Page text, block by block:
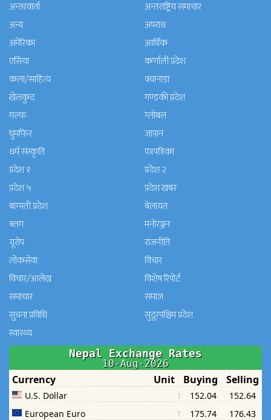
अन्तरवार्ता
अन्तराष्ट्रिय समाचार
अन्य
अपराध
अमेरिका
आर्थिक
एसिया
कर्णाली प्रदेश
कला/साहित्य
क्यानाडा
खेलकुद
गण्डकी प्रदेश
गल्फ
ग्लोबल
घुमफिर
जापान
धर्म संस्कृति
पत्रपत्रिका
प्रदेश १
प्रदेश २
प्रदेश ५
प्रदेश खबर
बाग्मती प्रदेश
बेलायत
ब्लग
मनाेरञ्जन
यूरोप
राजनीति
लोकसेवा
विचार
विचार/आलेख
विशेष रिपोर्ट
समाचार
समाज
सुचना प्रविधि
सुदूरपश्चिम प्रदेश
स्वास्थ्य